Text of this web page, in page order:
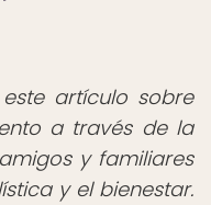
artículo sobre
a través de la
y familiares
y el bienestar.